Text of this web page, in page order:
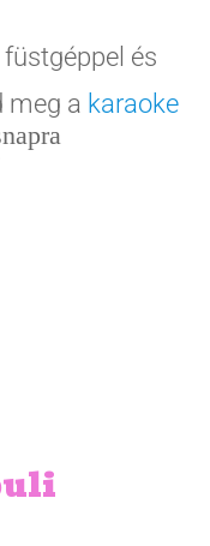
és
meg a karaoke